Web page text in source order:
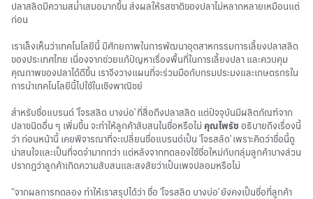
ปลาสลิดมีความสม่ำเสมอมากขึ้น ส่งผลให้รสชาติของปลาไม่หลากหลายเหมือนแต่
ก่อน
เราเล็งเห็นว่าเทคโนโลยีนี้ มีศักยภาพในการพัฒนาอุตสาหกรรมการเลี้ยงปลาสลิด
ของประเทศไทย เนื่องจากช่วยแก้ปัญหาเรื่องพื้นที่ในการเลี้ยงปลา และควบคุม
คุณภาพของปลาได้ดีขึ้น เราจึงวางแผนที่จะร่วมมือกับกรมประมงและเกษตรกรใน
การนำเทคโนโลยีนี้ไปใช้ในเชิงพาณิชย์
สำหรับชื่อแบรนด์ 'โจรสลิด บางบ่อ' ที่สื่อถึงปลาสลิด แต่ปัจจุบันมีผลิตภัณฑ์จาก
ปลาชนิดอื่น ๆ เพิ่มขึ้น จะทำให้ลูกค้าสับสนในชื่อหรือไม่ คุณไพรัชอธิบายถึงเรื่องนี้
ว่า ก่อนหน้านี้ เคยพิจารณาที่จะเปลี่ยนชื่อแบรนด์เป็น 'โจรสลัด' เพราะคิดว่าชื่อนี้ดู
น่าสนใจและเป็นที่จดจำมากกว่า แต่หลังจากทดลองใช้ชื่อใหม่กับกลุ่มลูกค้าบางส่วน
ปรากฏว่าลูกค้าเกิดความสับสนและสงสัยว่าเป็นเพจปลอมหรือไม่
“จากผลการทดลอง ทำให้เราสรุปได้ว่า ชื่อ 'โจรสลิด บางบ่อ' ยังคงเป็นชื่อที่ลูกค้า